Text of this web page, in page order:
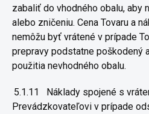
zabaliť do vhodného obalu, aby
alebo zničeniu. Cena Tovaru a
nemôžu byť vrátené v prípade
prepravy podstatne poškodený
použitia nevhodného obalu.
5.1.11
Náklady spojené s
Prevádzkovateľovi v prípade